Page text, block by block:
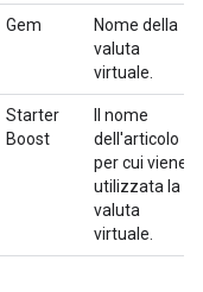
Gem
Nome della
valuta
virtuale.
Starter
Boost
Il nome
dell'articolo
per cui viene
utilizzata la
valuta
virtuale.